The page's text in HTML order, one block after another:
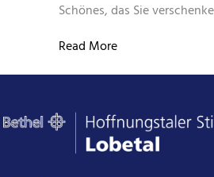
Schönes, das Sie
Read Moreabout Basteln im